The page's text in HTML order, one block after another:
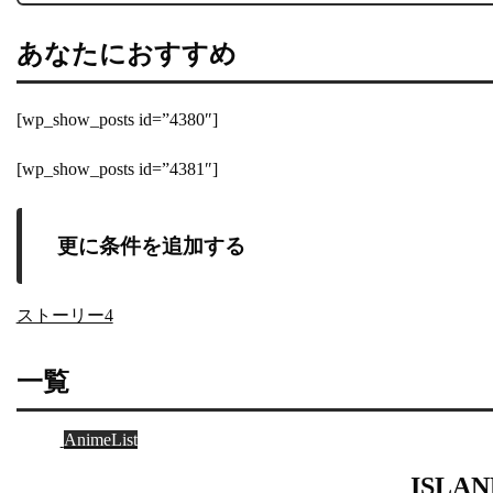
あなたにおすすめ
[wp_show_posts id=”4380″]
[wp_show_posts id=”4381″]
更に条件を追加する
ストーリー4
一覧
AnimeList